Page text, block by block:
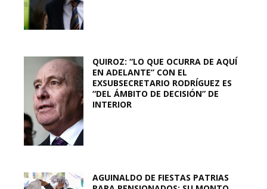
QUIROZ: “LO QUE OCURRA DE AQUÍ
EN ADELANTE” CON EL
EXSUBSECRETARIO RODRÍGUEZ ES
“DEL ÁMBITO DE DECISIÓN” DE
INTERIOR
AGUINALDO DE FIESTAS PATRIAS